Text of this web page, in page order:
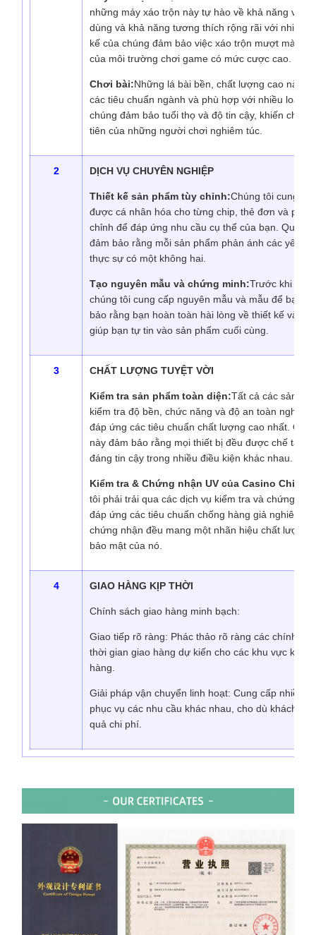
những máy xáo trộn này tự hào về khả năng vận
dùng và khả năng tương thích rộng rãi với nhiều
kế của chúng đảm bảo việc xáo trộn mượt mà,
của môi trường chơi game có mức cược cao.
Chơi bài:Những lá bài bền, chất lượng cao này
các tiêu chuẩn ngành và phù hợp với nhiều loại
chúng đảm bảo tuổi thọ và độ tin cậy, khiến
tiên của những người chơi nghiêm túc.
2 DỊCH VỤ CHUYÊN NGHIỆP
Thiết kế sản phẩm tùy chỉnh:Chúng tôi cung
được cá nhân hóa cho từng chip, thẻ đơn và phụ
chỉnh để đáp ứng nhu cầu cụ thể của bạn. Quá
đảm bảo rằng mỗi sản phẩm phản ánh các yêu
thực sự có một không hai.
Tạo nguyên mẫu và chứng minh:Trước khi tiến
chúng tôi cung cấp nguyên mẫu và mẫu để bạn
bảo rằng bạn hoàn toàn hài lòng về thiết kế và
giúp bạn tự tin vào sản phẩm cuối cùng.
3 CHẤT LƯỢNG TUYỆT VỜI
Kiểm tra sản phẩm toàn diện:Tất cả các sản
kiểm tra độ bền, chức năng và độ an toàn
đáp ứng các tiêu chuẩn chất lượng cao nhất.
này đảm bảo rằng mọi thiết bị đều được chế tạo
đáng tin cậy trong nhiều điều kiện khác nhau.
Kiểm tra & Chứng nhận UV của Casino Chip:
tôi phải trải qua các dịch vụ kiểm tra và chứng
đáp ứng các tiêu chuẩn chống hàng giả nghiêm
chứng nhận đều mang một nhãn hiệu chất
bảo mật của nó.
4 GIAO HÀNG KỊP THỜI
Chính sách giao hàng minh bạch:
Giao tiếp rõ ràng: Phác thảo rõ ràng các chính
thời gian giao hàng dự kiến ​​cho các khu vực khác
hàng.
Giải pháp vận chuyển linh hoạt: Cung cấp nhiều
phục vụ các nhu cầu khác nhau, cho dù khách
quả chi phí.